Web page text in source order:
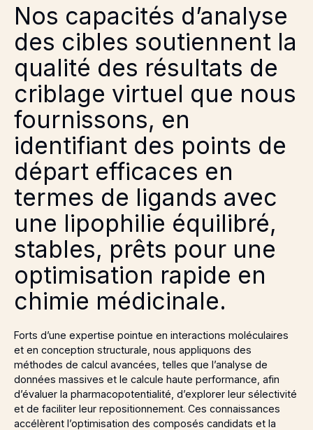
Nos capacités d’analyse
des cibles soutiennent la
qualité des résultats de
criblage virtuel que nous
fournissons, en
identifiant des points de
départ efficaces en
termes de ligands avec
une lipophilie équilibré,
stables, prêts pour une
optimisation rapide en
chimie médicinale.
Forts d’une expertise pointue en interactions moléculaires
et en conception structurale, nous appliquons des
méthodes de calcul avancées, telles que l’analyse de
données massives et le calcule haute performance, afin
d’évaluer la pharmacopotentialité, d’explorer leur sélectivité
et de faciliter leur repositionnement. Ces connaissances
accélèrent l’optimisation des composés candidats et la